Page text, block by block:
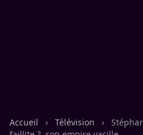
Accueil › Télévision ›